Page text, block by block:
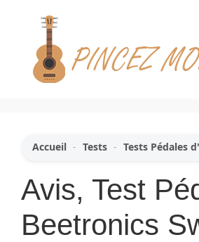
contenu
Accueil - Tests - Tests Pédales
Avis, Test
Beetronics